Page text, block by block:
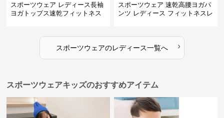
スポーツウェア レディース長袖
ヨガトップス速乾フィットネス
スポーツウェア 速乾高腰ヨガパ
ンツ レディース フィットネスレ
スポーツウェアのレディース一覧へ ›
スポーツウェアキッズのおすすめアイテム